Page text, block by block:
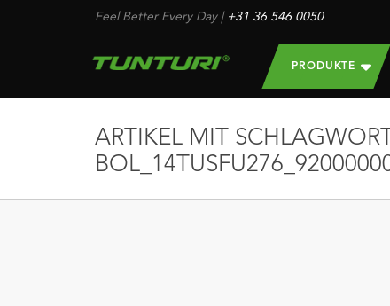
Feel Better Every Day| +31 36 546 0050
PRODUKTE
ARTIKEL MIT SCHLAGWORT